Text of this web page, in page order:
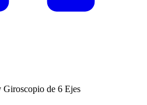
de 6 Ejes